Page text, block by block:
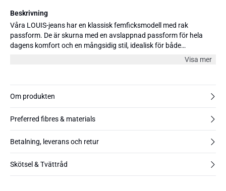
Beskrivning
Våra LOUIS-jeans har en klassisk femficksmodell med rak
passform. De är skurna med en avslappnad passform för hela
dagens komfort och en mångsidig stil, idealisk för både
avslappnade och lite finare tillfällen. Tillverkade av BCI-bomull, ger
Visa mer
Om produkten
Preferred fibres & materials
Betalning, leverans och retur
Skötsel & Tvättråd